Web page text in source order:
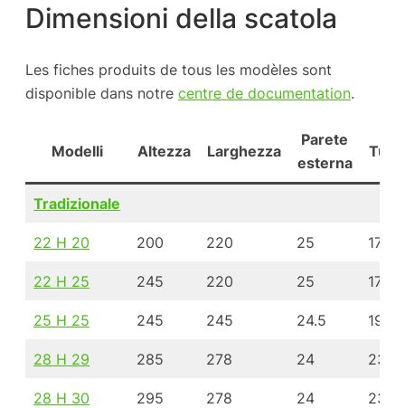
Dimensioni della scatola
Les fiches produits de tous les modèles sont
disponible dans notre centre de documentation.
Modelli Altezza Larghezza
Parete
esterna
Tradizionale
22 H 20 200 220 25 170
22 H 25 245 220 25 170
25 H 25 245 245 24.5 196
28 H 29 285 278 24 230
28 H 30 295 278 24 230